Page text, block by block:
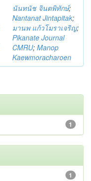
นันทนัช จินตพิทักษ์;
Nantanat Jintapitak;
มานพ แก้วโมราเจริญ;
Pikanate Journal
CMRU; Manop
Kaewmoracharoen
1
1